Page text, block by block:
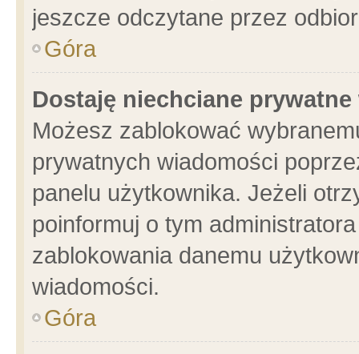
jeszcze odczytane przez
Góra
Dostaję niechciane
Możesz zablokować
prywatnych wiadomości
panelu użytkownika. Jeżeli
poinformuj o tym
zablokowania danemu
wiadomości.
Góra